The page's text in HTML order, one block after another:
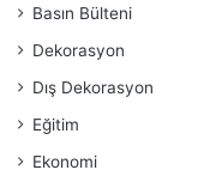
Basın Bülteni
Dekorasyon
Dış Dekorasyon
Eğitim
Ekonomi